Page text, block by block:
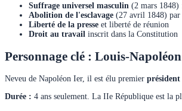
Suffrage universel masculin (2 mars 1848)
Abolition de l'esclavage (27 avril 1848)
Liberté de la presse et liberté de réunion
Droit au travail inscrit dans la Constitution
Personnage clé : Louis-
Neveu de Napoléon Ier, il est élu premier
Durée : 4 ans seulement. La IIe République est la